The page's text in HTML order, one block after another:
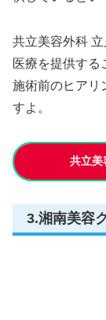
共立美容外科
医療を提供する
施術前のヒアリ
すよ。
共立美
3.湘南美容